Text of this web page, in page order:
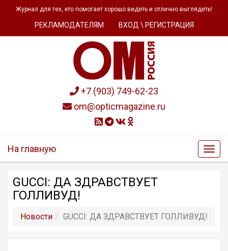
Журнал для тех, кто помогает хорошо видеть и отлично выглядеть!
РЕКЛАМОДАТЕЛЯМ ВХОД \ РЕГИСТРАЦИЯ
+7 (903) 749-62-23
om@opticmagazine.ru
На главную
GUCCI: ДА ЗДРАВСТВУЕТ
ГОЛЛИВУД!
Новости GUCCI: ДА ЗДРАВСТВУЕТ ГОЛЛИВУД!